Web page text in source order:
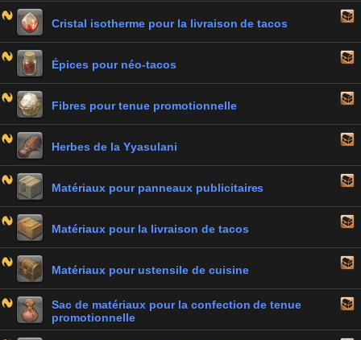
Cristal isotherme pour la livraison de tacos
Épices pour néo-tacos
Fibres pour tenue promotionnelle
Herbes de la Yyasulani
Matériaux pour panneaux publicitaires
Matériaux pour la livraison de tacos
Matériaux pour ustensile de cuisine
Sac de matériaux pour la confection de tenue
promotionnelle